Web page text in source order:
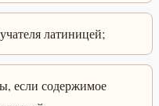
латиницей;
если содержимое